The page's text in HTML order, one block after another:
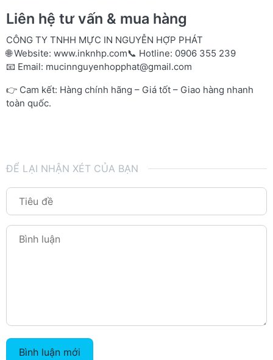
Liên hệ tư vấn & mua hàng
CÔNG TY TNHH MỰC IN NGUYỄN HỢP PHÁT
🌐 Website: www.inknhp.com📞 Hotline: 0906 355 239
📧 Email: mucinnguyenhopphat@gmail.com
👉 Cam kết: Hàng chính hãng – Giá tốt – Giao hàng nhanh
toàn quốc.
ĐỂ LẠI NHẬN XÉT CỦA BẠN
Bình luận mới